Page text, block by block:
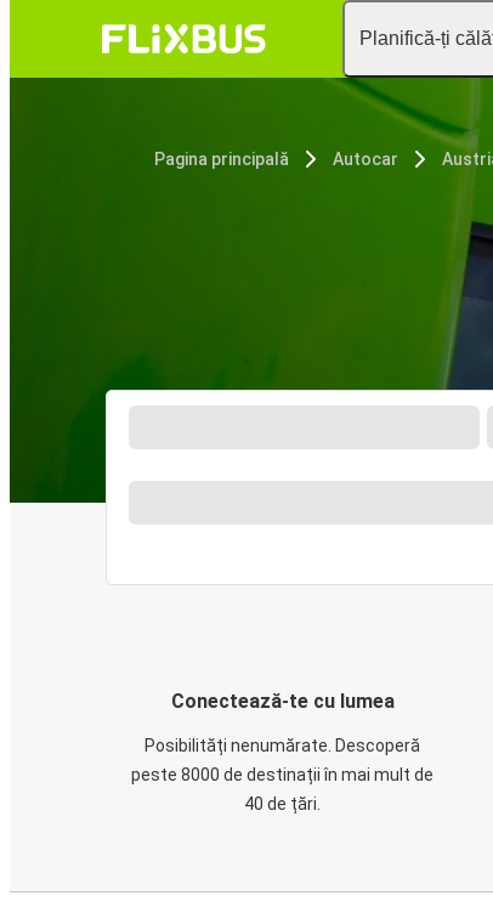
Planifică-ți
Pagina principală Autocar
Conectează-te cu lumea
Posibilități nenumărate. Descoperă
peste 8000 de destinații în mai mult de
40 de țări.